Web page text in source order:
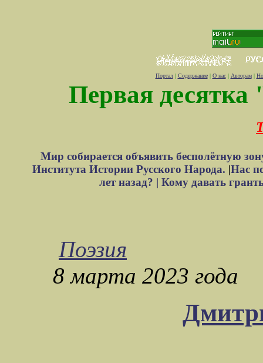
Портал| Содержание| О нас| Авторам|
Первая десятка
Мир собирается объявить бесполётную
Института Истории Русского Народа. |Нас
лет назад? | Кому давать
Поэзия
8 марта 2023 года